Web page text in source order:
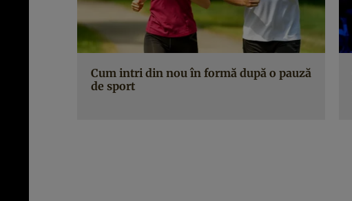
Cum intri din nou în formă după o pauză
de sport